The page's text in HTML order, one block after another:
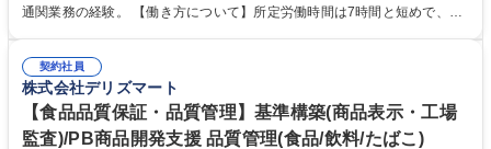
の確認・作成 ■配送手配 ■通関業者を通して行う輸出入業全般 ■倉庫との
ルプロデュースしているため、商品に関わる全ての業務をサポート頂きま
す。 募集職種 東京都中央区【営業事務・貿易事務】食品商社/残業少なめ/
リモート等相談可
通関業務の経験。 【働き方について】所定労働時間は7時間と短めで、残
の強み】1991年の設立以来、外食産業を中心としたお客様の多様なニー
ズに沿った冷凍水産物等の生産・輸入・販売を一貫して手掛けています。
自社工場と海外拠点の強固な連携によるワンストップサービスが最大の強
みです。 学歴・資格 学歴：大学院 大学 語学力：英語 資格：
契約社員
株式会社デリズマート
【食品品質保証・品質管理】基準構築(商品表示・工場
監査)/PB商品開発支援 品質管理(食品/飲料/たばこ)